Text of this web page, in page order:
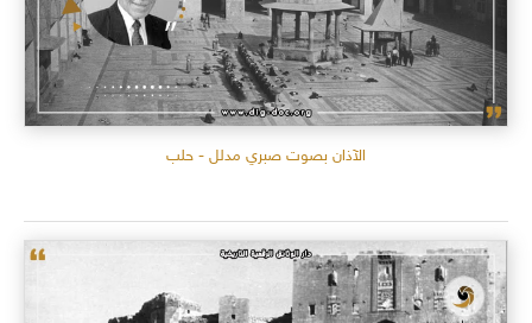
الآذان بصوت صبري مدلل - حلب